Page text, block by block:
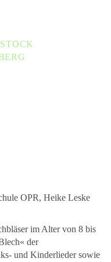
OPR, Heike Leske
im Alter von 8 bis
der
und Kinderlieder sowie